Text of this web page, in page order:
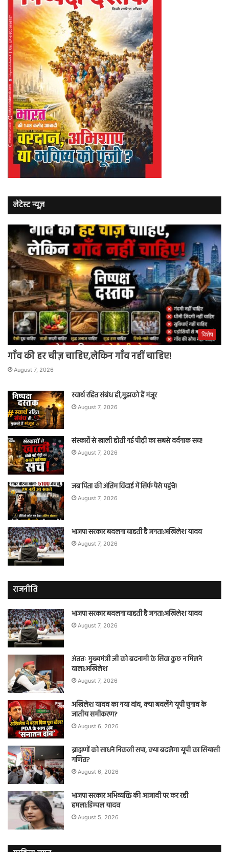
लेटेस्ट न्यूज़
विशेष
गाँव की हर चीज़ चाहिए,लेकिन गाँव नहीं चाहिए!
August 7, 2026
स्वार्थ रहित संबंध ही,मुझको हैं मंज़ूर
August 7, 2026
संस्कारों से खाली होती नई पीढ़ी का सबसे दर्दनाक सच!
August 7, 2026
जब पिता की अंतिम विदाई में सिर्फ पैसे पहुंचे!
August 7, 2026
भाजपा सरकार बदलना चाहती है जनता:अखिलेश यादव
August 7, 2026
राजनीति
भाजपा सरकार बदलना चाहती है जनता:अखिलेश यादव
August 7, 2026
अंततः मुख्यमंत्री जी को बदनामी के सिवा कुछ न मिलने
वाला:अखिलेश
August 7, 2026
अखिलेश यादव का नया दांव, क्या बदलेंगे यूपी चुनाव के
जातीय समीकरण?
August 6, 2026
ब्राह्मणों को साधने निकली सपा, क्या बदलेगा यूपी का सियासी
गणित?
August 6, 2026
भाजपा सरकार अभिव्यक्ति की आजादी पर कर रही
हमला:डिम्पल यादव
August 5, 2026